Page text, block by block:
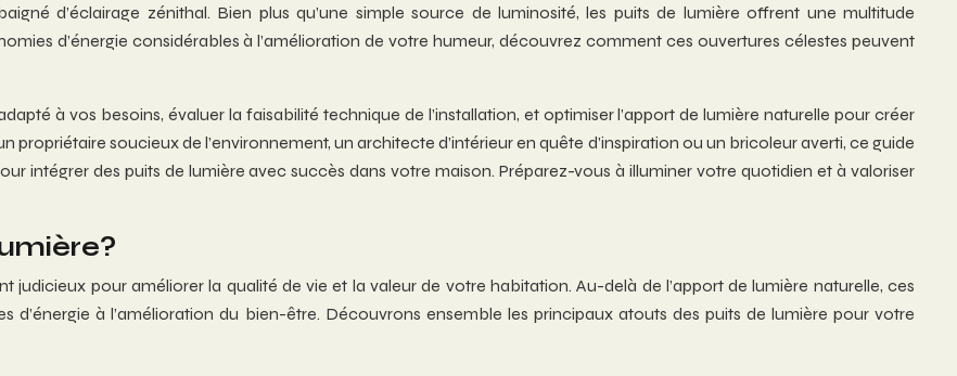
d’éclairage zénithal. Bien plus qu’une simple source de luminosité, les puits de lumière offrent une multitude
d’énergie considérables à l’amélioration de votre humeur, découvrez comment ces ouvertures célestes peuvent
à vos besoins, évaluer la faisabilité technique de l’installation, et optimiser l’apport de lumière naturelle pour créer
soucieux de l’environnement, un architecte d’intérieur en quête d’inspiration ou un bricoleur averti, ce guide
intégrer des puits de lumière avec succès dans votre maison. Préparez-vous à illuminer votre quotidien et à valoriser
judicieux pour améliorer la qualité de vie et la valeur de votre habitation. Au-delà de l’apport de lumière naturelle, ces
à l’amélioration du bien-être. Découvrons ensemble les principaux atouts des puits de lumière pour votre